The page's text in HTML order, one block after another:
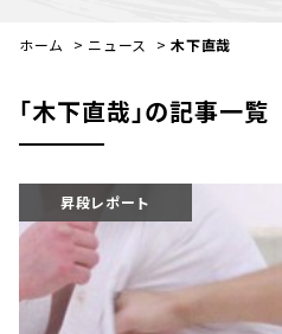
ホーム > ニュース >木下直哉
｢木下直哉｣の記事一覧
昇段レポート